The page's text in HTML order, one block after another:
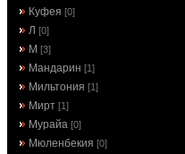
Куфея [0]
Л [0]
М [3]
Мандарин [1]
Мильтония [1]
Мирт [1]
Мурайа [0]
Мюленбекия [0]